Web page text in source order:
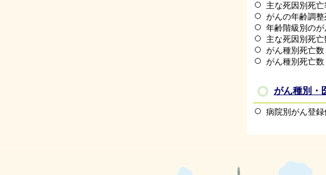
主な死因別死
がんの年齢調整
年齢階級別のが
主な死因別死亡
がん種別死亡数
がん種別死亡
がん種別・
病院別がん登